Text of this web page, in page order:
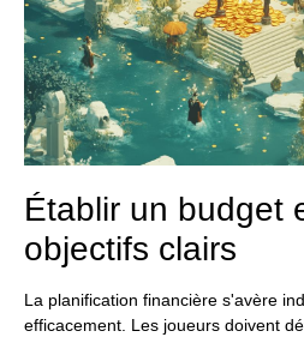
Établir un budget
objectifs clairs
La planification financière s'avère
efficacement. Les joueurs doivent